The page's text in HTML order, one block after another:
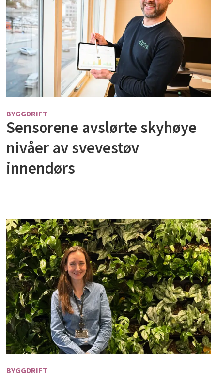
BYGGDRIFT
Sensorene avslørte skyhøye
nivåer av svevestøv
innendørs
BYGGDRIFT